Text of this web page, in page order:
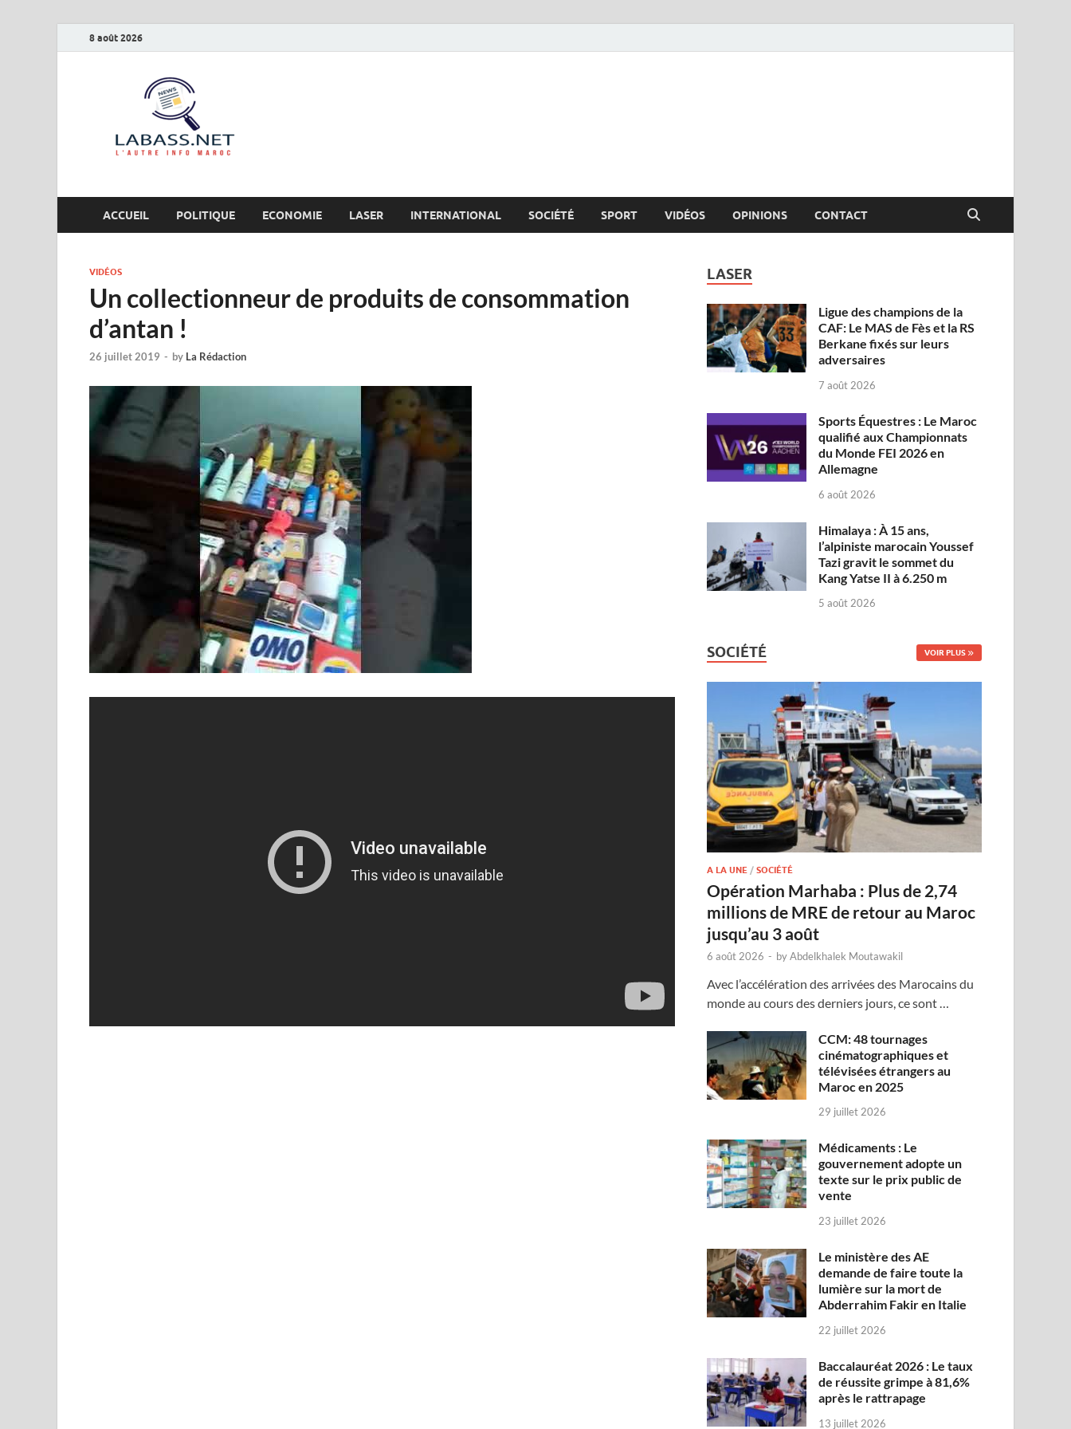
8 août 2026
ACCUEIL POLITIQUE ECONOMIE LASER INTERNATIONAL SOCIÉTÉ SPORT VIDÉOS OPINIONS CONTACT
VIDÉOS
Un collectionneur de produits de consommation
d’antan !
26 juillet 2019 - by La Rédaction
LASER
Ligue des champions de la
CAF: Le MAS de Fès et la RS
Berkane fixés sur leurs
adversaires
7 août 2026
Sports Équestres : Le Maroc
qualifié aux Championnats
du Monde FEI 2026 en
Allemagne
6 août 2026
Himalaya : À 15 ans,
l’alpiniste marocain Youssef
Tazi gravit le sommet du
Kang Yatse II à 6.250 m
5 août 2026
SOCIÉTÉ VOIR PLUS
A LA UNE /SOCIÉTÉ
Opération Marhaba : Plus de 2,74
millions de MRE de retour au Maroc
jusqu’au 3 août
6 août 2026 - byAbdelkhalek Moutawakil
Avec l’accélération des arrivées des Marocains du
monde au cours des derniers jours, ce sont …
CCM: 48 tournages
cinématographiques et
télévisées étrangers au
Maroc en 2025
29 juillet 2026
Médicaments : Le
gouvernement adopte un
texte sur le prix public de
vente
23 juillet 2026
Le ministère des AE
demande de faire toute la
lumière sur la mort de
Abderrahim Fakir en Italie
22 juillet 2026
Baccalauréat 2026 : Le taux
de réussite grimpe à 81,6%
après le rattrapage
13 juillet 2026